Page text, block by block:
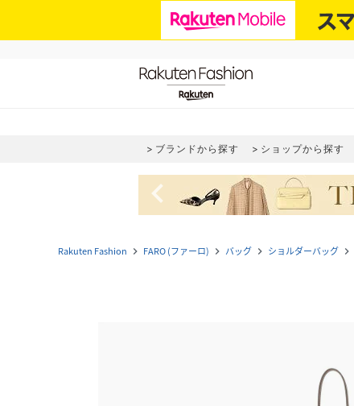
ブランドから探す ショップから探す
navigate_before
Rakuten Fashion navigate_next FARO (ファーロ) navigate_next バッグ navigate_next ショルダーバッグ navigate_next